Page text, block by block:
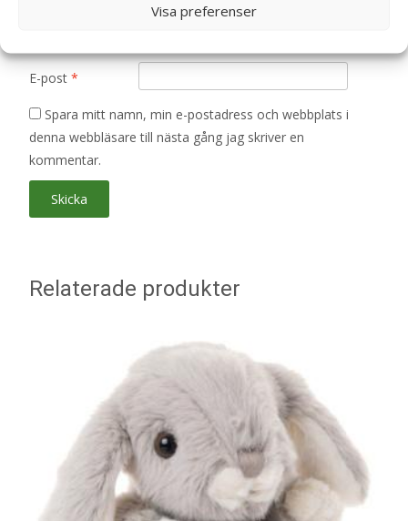
Visa preferenser
E-post *
Spara mitt namn, min e-postadress och webbplats i
denna webbläsare till nästa gång jag skriver en
kommentar.
Relaterade produkter